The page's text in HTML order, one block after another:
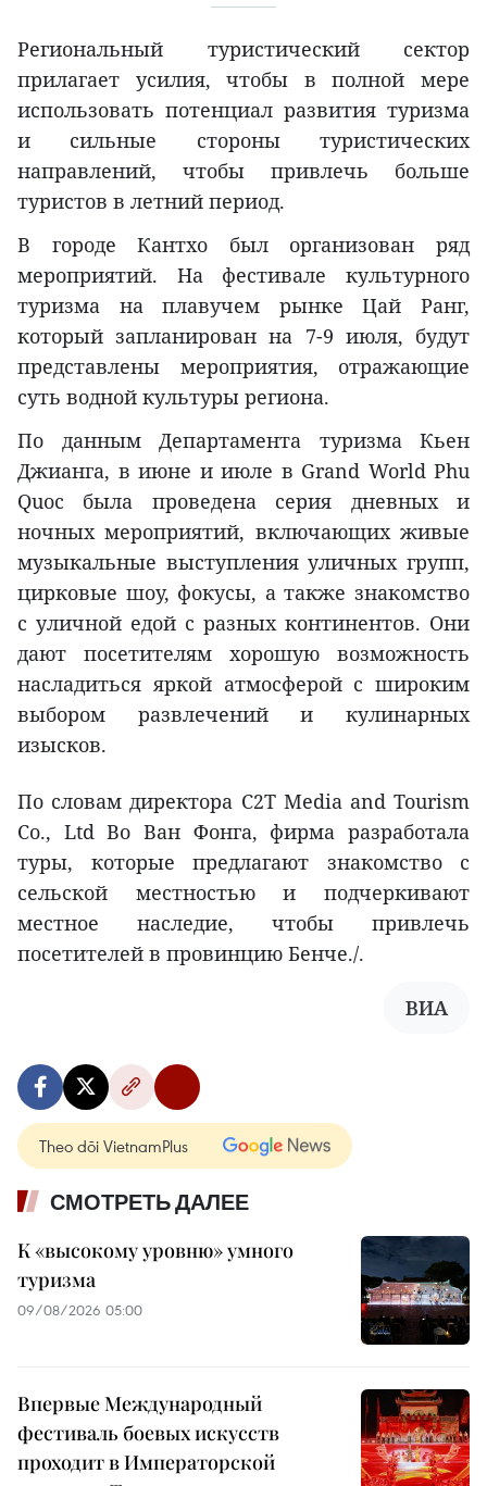
Региональный туристический сектор
прилагает усилия, чтобы в полной мере
использовать потенциал развития туризма
и сильные стороны туристических
направлений, чтобы привлечь больше
туристов в летний период.
В городе Кантхо был организован ряд
мероприятий. На фестивале культурного
туризма на плавучем рынке Цай Ранг,
который запланирован на 7-9 июля, будут
представлены мероприятия, отражающие
суть водной культуры региона.
По данным Департамента туризма Кьен
Джианга, в июне и июле в Grand World Phu
Quoc была проведена серия дневных и
ночных мероприятий, включающих живые
музыкальные выступления уличных групп,
цирковые шоу, фокусы, а также знакомство
с уличной едой с разных континентов. Они
дают посетителям хорошую возможность
насладиться яркой атмосферой с широким
выбором развлечений и кулинарных
изысков.
По словам директора C2T Media and Tourism
Co., Ltd Во Ван Фонга, фирма разработала
туры, которые предлагают знакомство с
сельской местностью и подчеркивают
местное наследие, чтобы привлечь
посетителей в провинцию Бенче./.
ВИА
Theo dõi VietnamPlus
СМОТРЕТЬ ДАЛЕЕ
К «высокому уровню» умного
туризма
09/08/2026 05:00
Впервые Международный
фестиваль боевых искусств
проходит в Императорской